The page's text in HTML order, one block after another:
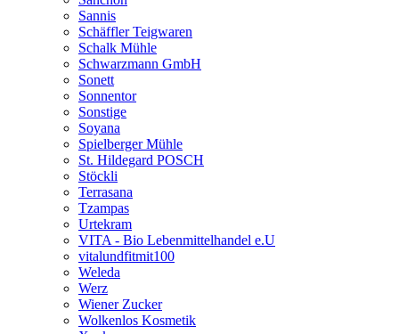
Sannis
Schäffler Teigwaren
Schalk Mühle
Schwarzmann GmbH
Sonett
Sonnentor
Sonstige
Soyana
Spielberger Mühle
St. Hildegard POSCH
Stöckli
Terrasana
Tzampas
Urtekram
VITA - Bio Lebenmittelhandel e.U
vitalundfitmit100
Weleda
Werz
Wiener Zucker
Wolkenlos Kosmetik